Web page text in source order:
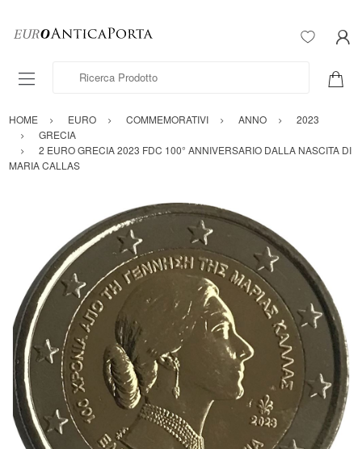
Ricerca Prodotto
HOME EURO COMMEMORATIVI ANNO
2023
GRECIA
2 EURO GRECIA 2023 FDC 100° ANNIVERSARIO DALLA NASCITA DI
MARIA CALLAS